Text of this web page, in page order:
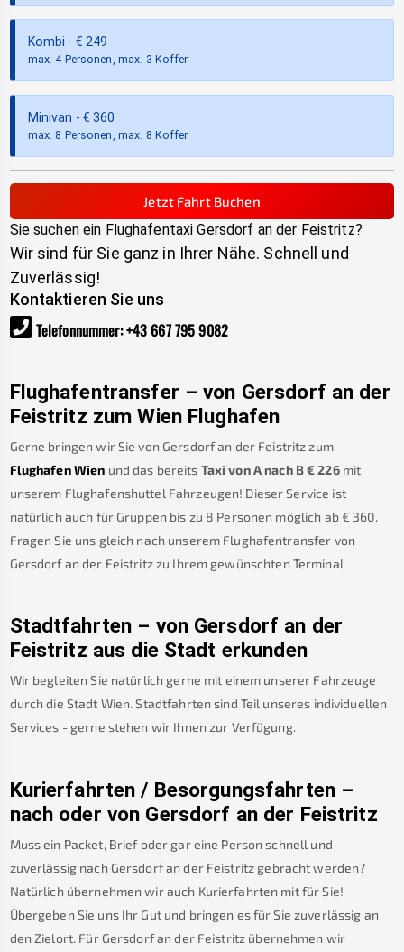
Kombi - € 249
max. 4 Personen, max. 3 Koffer
Minivan - €360
max. 8 Personen, max. 8 Koffer
Jetzt Fahrt Buchen
Sie suchen ein Flughafentaxi Gersdorf an der Feistritz?
Wir sind für Sie ganz in Ihrer Nähe. Schnell und
Zuverlässig!
Kontaktieren Sie uns
Telefonnummer:+43 667 795 9082
Flughafentransfer – von Gersdorf an der
Feistritz zum Wien Flughafen
Gerne bringen wir Sie von Gersdorf an der Feistritz zum
Flughafen Wien und das bereits Taxi von A nach B€226 mit
unserem Flughafenshuttel Fahrzeugen! Dieser Service ist
natürlich auch für Gruppen bis zu 8 Personen möglich ab € 360.
Fragen Sie uns gleich nach unserem Flughafentransfer von
Gersdorf an der Feistritzzu Ihrem gewünschten Terminal
Stadtfahrten – von Gersdorf an der
Feistritz aus die Stadt erkunden
Wir begleiten Sie natürlich gerne mit einem unserer Fahrzeuge
durch die Stadt Wien. Stadtfahrten sind Teil unseres individuellen
Services - gerne stehen wir Ihnen zur Verfügung.
Kurierfahrten / Besorgungsfahrten –
nach oder von Gersdorf an der Feistritz
Muss ein Packet, Brief oder gar eine Person schnell und
zuverlässig nach Gersdorf an der Feistritz gebracht werden?
Natürlich übernehmen wir auch Kurierfahrten mit für Sie!
Übergeben Sie uns Ihr Gut und bringen es für Sie zuverlässig an
den Zielort. Für Gersdorf an der Feistritz übernehmen wir